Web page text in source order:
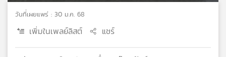
เครือ
ข่าย
วันที่เผยแพร่ : 30 ม.ค. 68
เพิ่มในเพลย์ลิสต์ แชร์